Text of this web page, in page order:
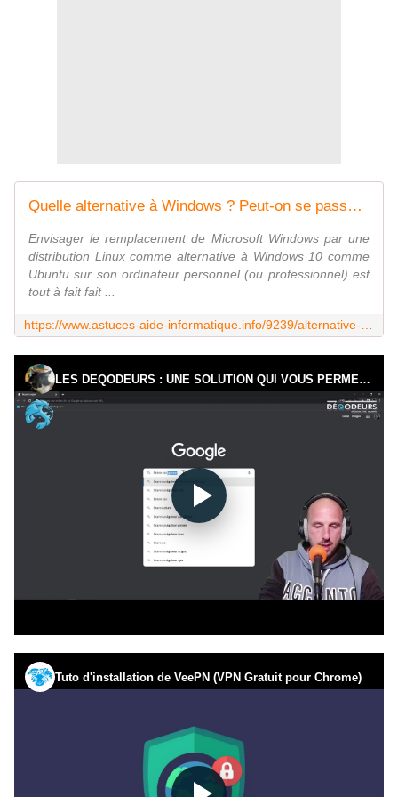
Quelle alternative à Windows ? Peut-on se passer de Windows ?
Envisager le remplacement de Microsoft Windows par une
distribution Linux comme alternative à Windows 10 comme
Ubuntu sur son ordinateur personnel (ou professionnel) est
tout à fait fait ...